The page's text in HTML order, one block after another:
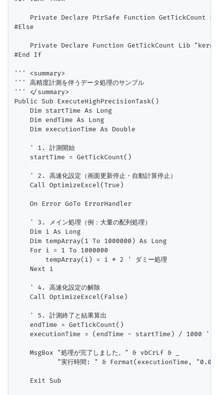
Private Declare PtrSafe Function GetTickCount
#Else
Private Declare Function GetTickCount Lib
#End If
''' <summary>
''' 高精度計測を伴うデータ処理のサンプル
''' </summary>
Public Sub ExecuteHighPrecisionTask()
    Dim startTime As Long
    Dim endTime As Long
    Dim executionTime As Double
    ' 1. 計測開始
    startTime = GetTickCount()
    ' 2. 高速化設定（画面更新停止・自動計算停止）
    Call OptimizeExcel(True)
    On Error GoTo ErrorHandler
    ' 3. メイン処理（例：大量の配列処理）
    Dim i As Long
    Dim tempArray(1 To 1000000) As Long
    For i = 1 To 1000000
        tempArray(i) = i * 2 ' ダミー処理
    Next i
    ' 4. 高速化設定の解除
    Call OptimizeExcel(False)
    ' 5. 計測終了と結果算出
    endTime = GetTickCount()
executionTime = (endTime - startTime) / 1000 ' 秒
    MsgBox "処理が完了しました。" & vbCrLf & _
"実行時間: " & Format(executionTime,
    Exit Sub